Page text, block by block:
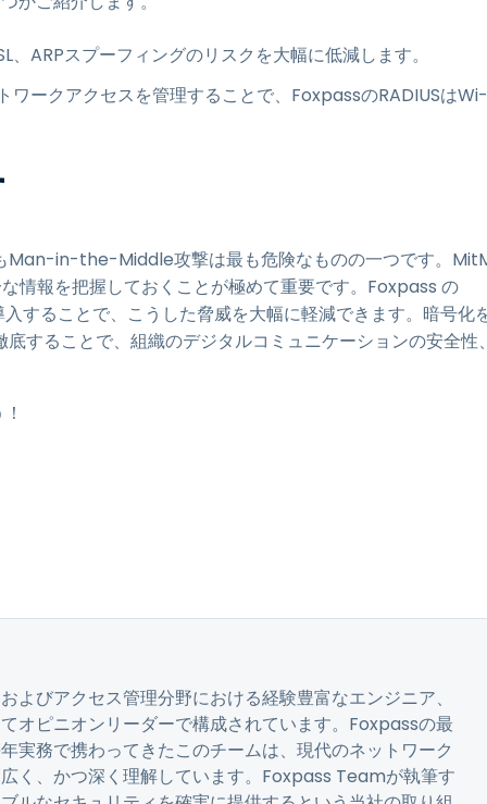
ARPスプーフィングのリスクを大幅に低減します。
ワークアクセスを管理することで、FoxpassのRADIUSはWi-
Man-in-the-Middle攻撃は最も危険なものの一つです。
情報を把握しておくことが極めて重要です。Foxpass の
することで、こうした脅威を大幅に軽減できます。暗号化
することで、組織のデジタルコミュニケーションの安全性、
びアクセス管理分野における経験豊富なエンジニア、
オピニオンリーダーで構成されています。Foxpassの最
実務で携わってきたこのチームは、現代のネットワーク
く、かつ深く理解しています。Foxpass Teamが執筆す